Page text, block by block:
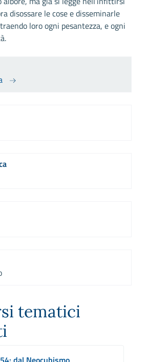
disossare le cose e disseminarle
loro ogni pesantezza, e ogni
tematici